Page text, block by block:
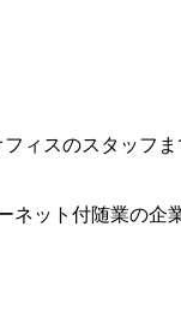
ィスのスタッフ
ット付随業の企